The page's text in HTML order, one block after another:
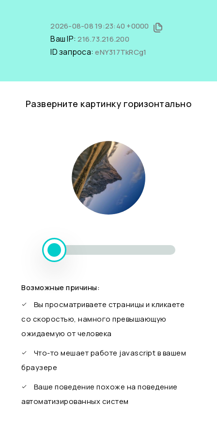
2026-08-08 19:23:40 +0000
Ваш IP:216.73.216.200
ID запроса:eNY317TkRCg1
Разверните картинку горизонтально
Возможные причины:
Вы просматриваете страницы и кликаете
со скоростью, намного превышающую
ожидаемую от человека
Что-то мешает работе javascript в вашем
браузере
Ваше поведение похоже на поведение
автоматизированных систем